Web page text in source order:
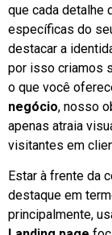
que cada detalhe
específicas do
destacar a
por isso criamos
o que você
negócio, nosso
apenas atraia
visitantes em
Estar à frente da
destaque em
principalmente,